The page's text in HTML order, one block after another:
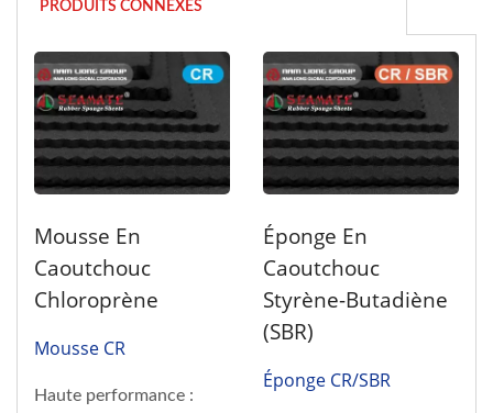
PRODUITS CONNEXES
Mousse En
Caoutchouc
Chloroprène
Mousse CR
Haute performance :
Éponge En
Caoutchouc
Styrène-Butadiène
(SBR)
Éponge CR/SBR